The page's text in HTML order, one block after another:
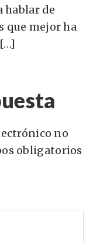
hablar de
que mejor ha
no
obligatorios